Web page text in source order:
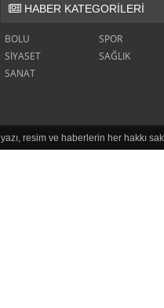
HABER KATEGORİLERİ
BOLU
SPOR
SİYASET
SAĞLIK
SANAT
resim ve haberlerin her hakkı